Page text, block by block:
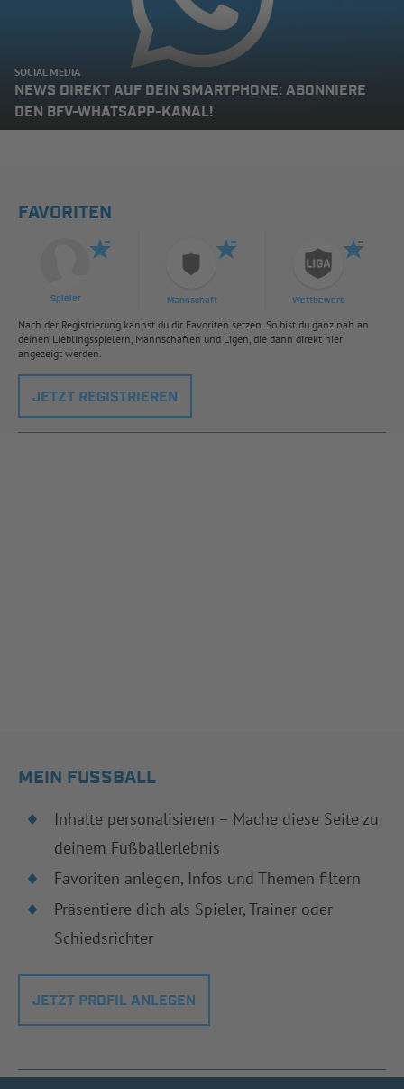
SOCIAL MEDIA
NEWS DIREKT AUF DEIN SMARTPHONE: ABONNIERE
DEN BFV-WHATSAPP-KANAL!
FAVORITEN
Spieler Mannschaft Wettbewerb
Nach der Registrierung kannst du dir Favoriten setzen. So bist du ganz nah an
deinen Lieblingsspielern, Mannschaften und Ligen, die dann direkt hier
angezeigt werden.
JETZT REGISTRIEREN
MEIN FUSSBALL
Inhalte personalisieren – Mache diese Seite zu
deinem Fußballerlebnis
Favoriten anlegen, Infos und Themen filtern
Präsentiere dich als Spieler, Trainer oder
Schiedsrichter
JETZT PROFIL ANLEGEN